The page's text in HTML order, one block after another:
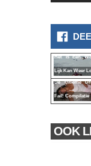
Het Is Een
Lijk Kan Weer
De Ultieme
Fail! Compilatie
OOK